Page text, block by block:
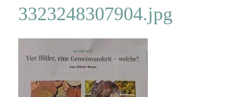
3323248307904.jpg